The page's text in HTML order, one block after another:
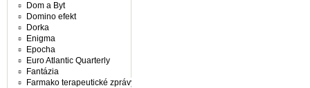
Dom a Byt
Domino efekt
Dorka
Enigma
Epocha
Euro Atlantic Quarterly
Fantázia
Farmako terapeutické zprávy